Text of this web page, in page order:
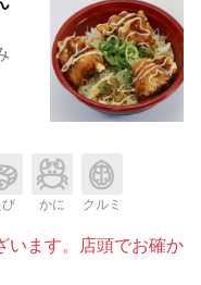
び かに クルミ
います。店頭でお確か